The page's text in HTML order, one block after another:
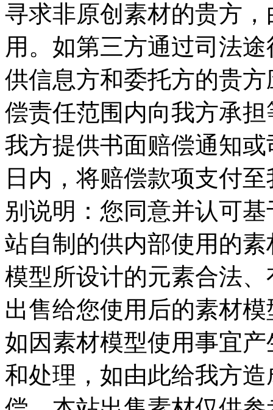
寻求非原创素材的贵方
用。如第三方通过司法
供信息方和委托方的贵
偿责任范围内向我方承
我方提供书面赔偿通知
日内，将赔偿款项支付
别说明：您同意并认可
站自制的供内部使用的
模型所设计的元素合法
出售给您使用后的素材
如因素材模型使用事宜
和处理，如由此给我方